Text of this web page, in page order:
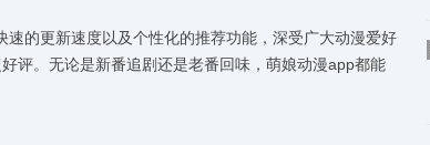
的更新速度以及个性化的推荐功能，深受广大动漫爱好
评。无论是新番追剧还是老番回味，萌娘动漫app都能